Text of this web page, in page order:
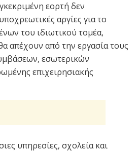
εορτή δεν
αργίες για το
του ιδιωτικού τομέα,
απέχουν από την εργασία τους
εσωτερικών
επιχειρησιακής
υπηρεσίες, σχολεία και